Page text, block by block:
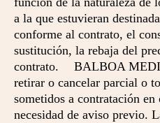
a la que estuvieran
conforme al contrato, el
sustitución, la rebaja del
contrato. BALBOA
retirar o cancelar parcial o
sometidos a contratación
necesidad de aviso previo.